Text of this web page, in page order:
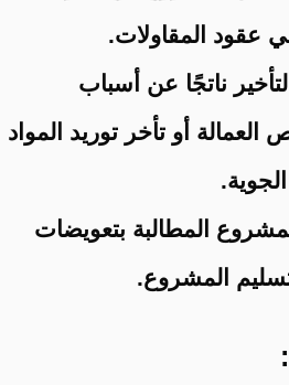
عقود المقاولات.
ناتجًا عن أسباب
أو تأخر توريد المواد
المطالبة بتعويضات
المشروع.